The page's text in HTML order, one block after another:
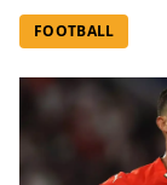
FOOTBALL